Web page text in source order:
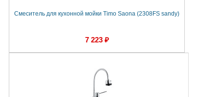
Смеситель для кухонной мойки Timo Saona (2308FS sandy)
7 223 ₽